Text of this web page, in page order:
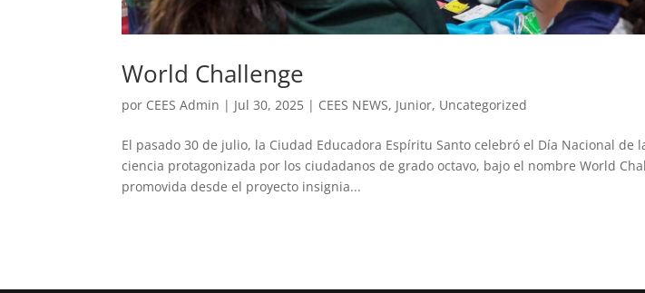
World Challenge
por CEES Admin | Jul 30, 2025 | CEES NEWS, Junior, Uncategorized
El pasado 30 de julio, la Ciudad Educadora Espíritu Santo celebró el Día Nacional de
ciencia protagonizada por los ciudadanos de grado octavo, bajo el nombre World
promovida desde el proyecto insignia...